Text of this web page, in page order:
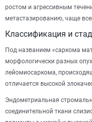
ростом и агрессивным
метастазированию, чаще
Классификация и
Под названием «саркома
морфологически разных
лейомиосаркома,
отличается высокой
Эндометриальная
соединительной ткани